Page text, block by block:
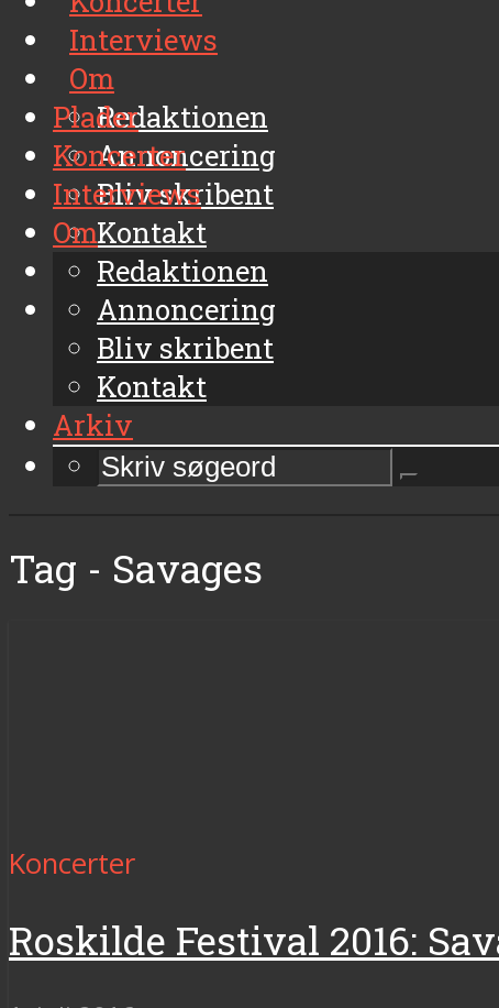
Interviews
Om
Redaktionen
Annoncering
Bliv skribent
Kontakt
Arkiv
Plader
Koncerter
Interviews
Om
Redaktionen
Annoncering
Bliv skribent
Kontakt
Arkiv
Tag - Savages
Koncerter
Roskilde Festival 2016: